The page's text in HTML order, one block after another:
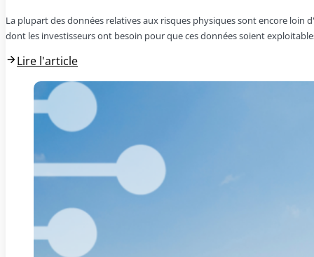
La plupart des données relatives aux risques physiques sont encore loin
dont les investisseurs ont besoin pour que ces données soient
Lire l'article